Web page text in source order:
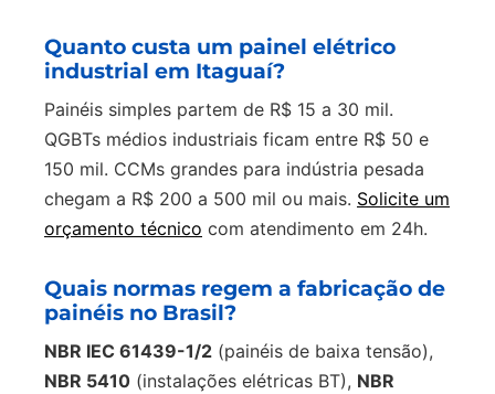
Quanto custa um painel elétrico
industrial em Itaguaí?
Painéis simples partem de R$ 15 a 30 mil.
QGBTs médios industriais ficam entre R$ 50 e
150 mil. CCMs grandes para indústria pesada
chegam a R$ 200 a 500 mil ou mais. Solicite um
orçamento técnico com atendimento em 24h.
Quais normas regem a fabricação de
painéis no Brasil?
NBR IEC 61439-1/2 (painéis de baixa tensão),
NBR 5410 (instalações elétricas BT), NBR